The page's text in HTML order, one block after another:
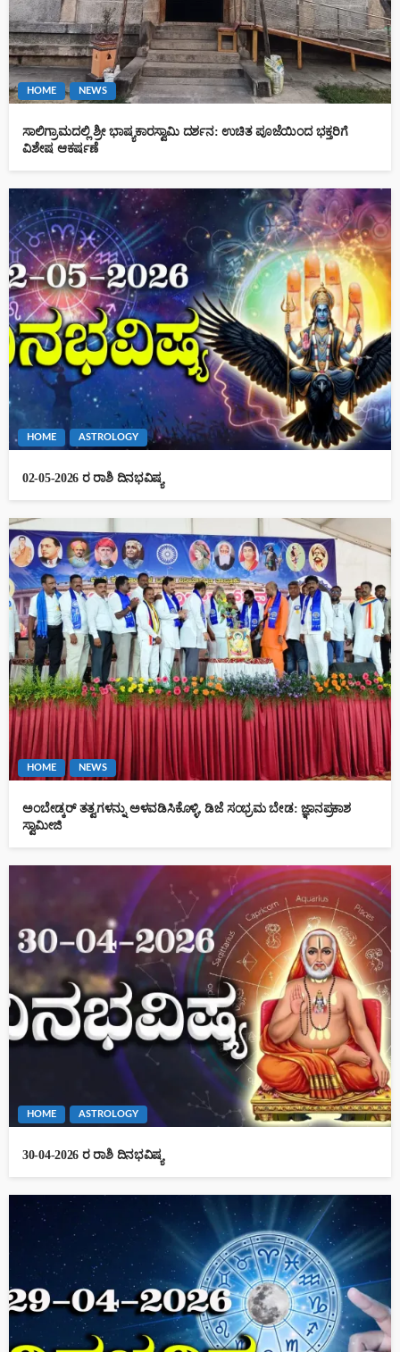
HOME NEWS
ಸಾಲಿಗ್ರಾಮದಲ್ಲಿ ಶ್ರೀ ಭಾಷ್ಯಕಾರಸ್ವಾಮಿ ದರ್ಶನ: ಉಚಿತ ಪೂಜೆಯಿಂದ ಭಕ್ತರಿಗೆ
ವಿಶೇಷ ಆಕರ್ಷಣೆ
HOME ASTROLOGY
02-05-2026 ರ ರಾಶಿ ದಿನಭವಿಷ್ಯ
HOME NEWS
ಅಂಬೇಡ್ಕರ್ ತತ್ವಗಳನ್ನು ಅಳವಡಿಸಿಕೊಳ್ಳಿ, ಡಿಜೆ ಸಂಭ್ರಮ ಬೇಡ: ಜ್ಞಾನಪ್ರಕಾಶ
ಸ್ವಾಮೀಜಿ
HOME ASTROLOGY
30-04-2026 ರ ರಾಶಿ ದಿನಭವಿಷ್ಯ